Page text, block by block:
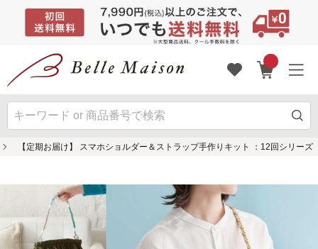
【定期お届け】 スマホショルダー＆ストラップ手作りキット ：12回シリーズ